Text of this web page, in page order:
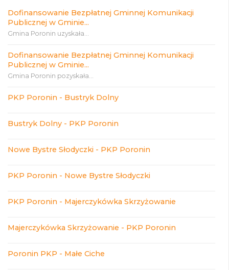
Dofinansowanie Bezpłatnej Gminnej Komunikacji
Publicznej w Gminie...
Gmina Poronin uzyskała...
Dofinansowanie Bezpłatnej Gminnej Komunikacji
Publicznej w Gminie...
Gmina Poronin pozyskała...
PKP Poronin - Bustryk Dolny
Bustryk Dolny - PKP Poronin
Nowe Bystre Słodyczki - PKP Poronin
PKP Poronin - Nowe Bystre Słodyczki
PKP Poronin - Majerczykówka Skrzyżowanie
Majerczykówka Skrzyżowanie - PKP Poronin
Poronin PKP - Małe Ciche